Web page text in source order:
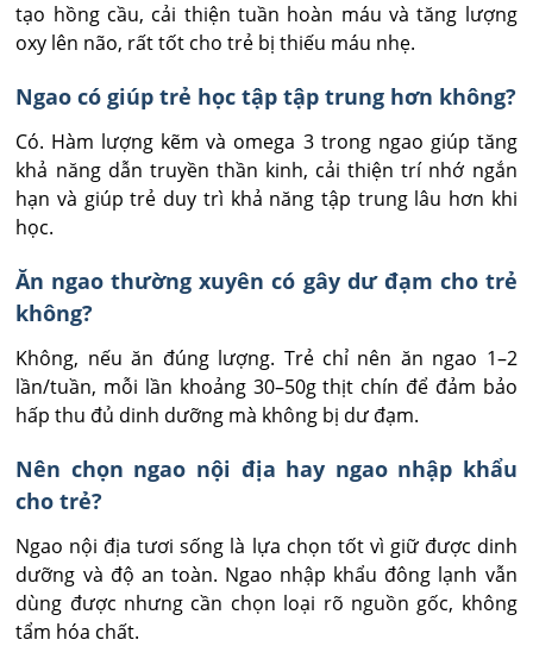
tạo hồng cầu, cải thiện tuần hoàn máu và tăng lượng
oxy lên não, rất tốt cho trẻ bị thiếu máu nhẹ.
Ngao có giúp trẻ học tập tập trung hơn không?
Có. Hàm lượng kẽm và omega 3 trong ngao giúp tăng
khả năng dẫn truyền thần kinh, cải thiện trí nhớ ngắn
hạn và giúp trẻ duy trì khả năng tập trung lâu hơn khi
học.
Ăn ngao thường xuyên có gây dư đạm cho trẻ
không?
Không, nếu ăn đúng lượng. Trẻ chỉ nên ăn ngao 1–2
lần/tuần, mỗi lần khoảng 30–50g thịt chín để đảm bảo
hấp thu đủ dinh dưỡng mà không bị dư đạm.
Nên chọn ngao nội địa hay ngao nhập khẩu
cho trẻ?
Ngao nội địa tươi sống là lựa chọn tốt vì giữ được dinh
dưỡng và độ an toàn. Ngao nhập khẩu đông lạnh vẫn
dùng được nhưng cần chọn loại rõ nguồn gốc, không
tẩm hóa chất.